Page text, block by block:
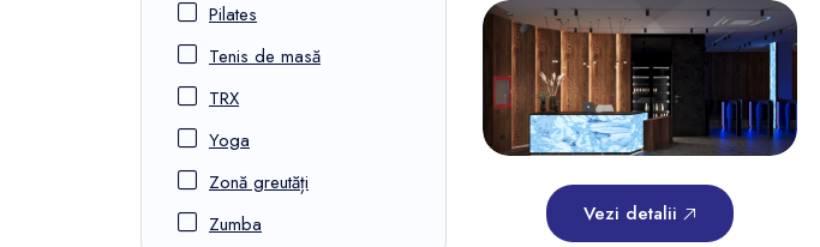
Pilates
Tenis de masă
TRX
Yoga
Zonă greutăți
Zumba
Vezi detalii